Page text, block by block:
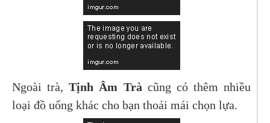
Ngoài trà,Tịnh Âm Trà cũng có thêm nhiều
loại đồ uống khác cho bạn thoải mái chọn lựa.